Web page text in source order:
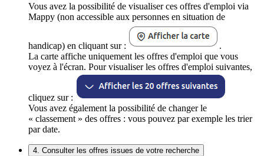
Vous avez la possibilité de visualiser ces offres d'emploi via
Mappy (non accessible aux personnes en situation de
handicap) en cliquant sur :
.
La carte affiche uniquement les offres d'emploi que vous
voyez à l'écran. Pour visualiser les offres d'emploi suivantes,
cliquez sur :
Vous avez également la possibilité de changer le
« classement » des offres : vous pouvez par exemple les trier
par date.
4. Consulter les offres issues de votre recherche